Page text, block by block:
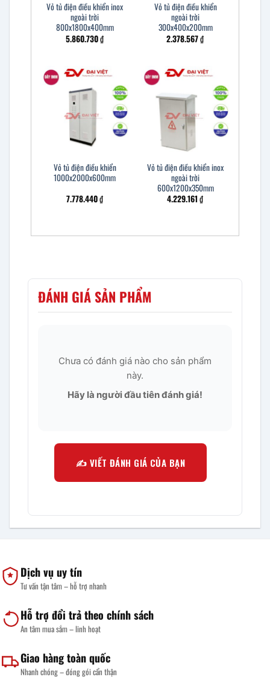
Vỏ tủ điện điều khiển inox
ngoài trời
800x1800x400mm
5.860.730₫
Vỏ tủ điện điều khiển
ngoài trời
300x400x200mm
2.378.567₫
Vỏ tủ điện điều khiển
1000x2000x600mm
7.778.440₫
Vỏ tủ điện điều khiển inox
ngoài trời
600x1200x350mm
4.229.161 ₫
ĐÁNH GIÁ SẢN PHẨM
Chưa có đánh giá nào cho sản phẩm
này.
Hãy là người đầu tiên đánh giá!
✍️ VIẾT ĐÁNH GIÁ CỦA BẠN
Dịch vụ uy tín
Tư vấn tận tâm – hỗ trợ nhanh
Hỗ trợ đổi trả theo chính sách
An tâm mua sắm – linh hoạt
Giao hàng toàn quốc
Nhanh chóng – đóng gói cẩn thận